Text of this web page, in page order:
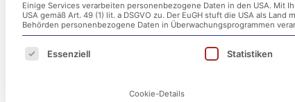
Cyberangriff auf
Bedeutung von IT-
Einige Services verarbeiten personenbezogene Daten in den USA. Mit
USA gemäß Art. 49 (1) lit. a DSGVO zu. Der EuGH stuft die USA als
Behörden personenbezogene Daten in Überwachungsprogrammen
Es folgt eine Liste der Service-Gruppen,
Essenziell Statistiken
Cookie-Details